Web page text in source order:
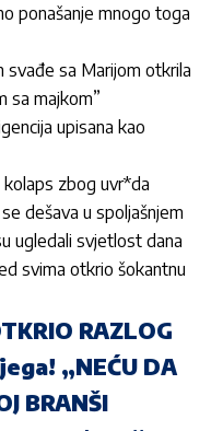
ponašanje mnogo toga
svađe sa Marijom otkrila
sa majkom”
upisana kao
zbog uvr*da
dešava u spoljašnjem
ugledali svjetlost dana
svima otkrio šokantnu
RAZLOG
„NEĆU DA
BRANŠI